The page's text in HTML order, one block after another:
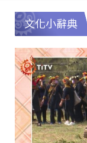
文化小辭典